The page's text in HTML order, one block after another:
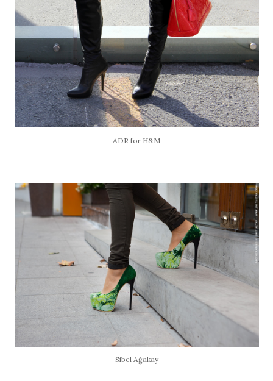
ADR for H&M
Sibel Ağakay